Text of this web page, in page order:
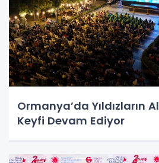
Ormanya’da Yıldızların
Keyfi Devam Ediyor